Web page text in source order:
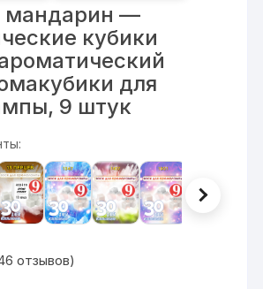
мандарин —
кубики
для
9 штук
отзывов)